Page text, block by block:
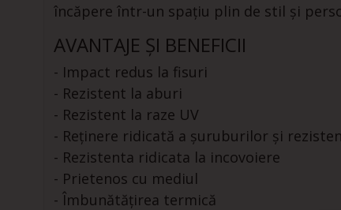
încăpere într-un spațiu plin de stil și
AVANTAJE ȘI BENEFICII
- Impact redus la fisuri
- Rezistent la aburi
- Rezistent la raze UV
- Reținere ridicată a șuruburilor și
- Rezistenta ridicata la incovoiere
- Prietenos cu mediul
- Îmbunătățirea termică